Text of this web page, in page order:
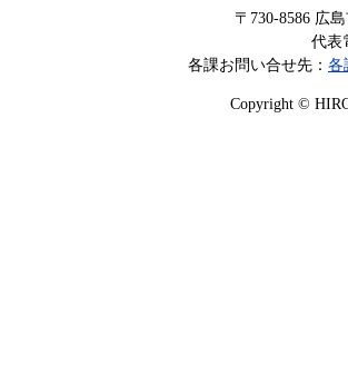
〒730-8586 広
代表
各課お問い合せ先： 各
Copyright ©